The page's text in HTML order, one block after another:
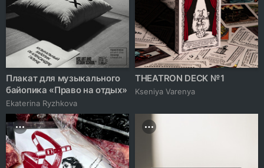
Плакат для музыкального
байопика «Право на отдых»
Ekaterina Ryzhkova
THEATRON DECK № 1
Kseniya Varenya